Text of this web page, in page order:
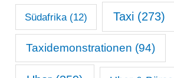
Südafrika (12) Taxi (273)
Taxidemonstrationen (94)